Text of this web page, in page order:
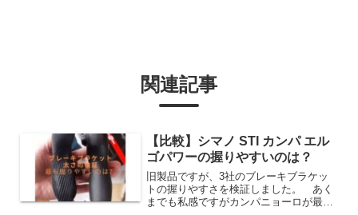
関連記事
【比較】シマノ STI カンパ エル
ゴパワーの握りやすいのは？
旧製品ですが、3社のブレーキブラケッ
トの握りやすさを検証しました。 あく
までも私感ですがカンパニョーロが最も